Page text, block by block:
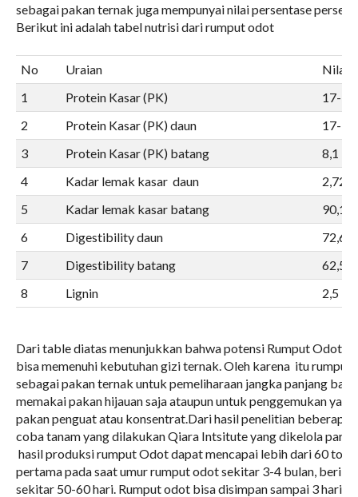
sebagai pakan ternak juga mempunyai nilai persentase
Berikut ini adalah tabel nutrisi dari rumput odot
No Uraian
Nilai
1
Protein Kasar (PK)
17-19
2
Protein Kasar (PK) daun
17-19
3
Protein Kasar (PK) batang
8,1
4
Kadar lemak kasar daun
2,72
5
Kadar lemak kasar batang
90,1
6
Digestibility daun
72,68
7
Digestibility batang
62,56
8
Lignin 2,5
Dari table diatas menunjukkan bahwa potensi Rumput Odot
bisa memenuhi kebutuhan gizi ternak. Oleh karena itu rumput
sebagai pakan ternak untuk pemeliharaan jangka panjang baik
memakai pakan hijauan saja ataupun untuk penggemukan
pakan penguat atau konsentrat.Dari hasil penelitian beberapa
coba tanam yang dilakukan Qiara Intsitute yang dikelola para
hasil produksi rumput Odot dapat mencapai lebih dari 60 ton
pertama pada saat umur rumput odot sekitar 3-4 bulan,
sekitar 50-60 hari. Rumput odot bisa disimpan sampai 3 hari